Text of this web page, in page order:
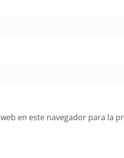
en este navegador para la